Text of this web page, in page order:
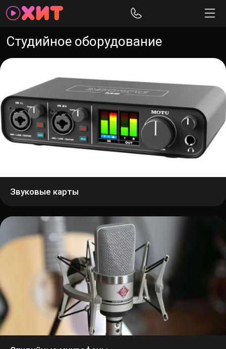
Студийное оборудование
Звуковые карты